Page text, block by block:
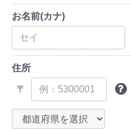
お名前(カナ)
住所
〒